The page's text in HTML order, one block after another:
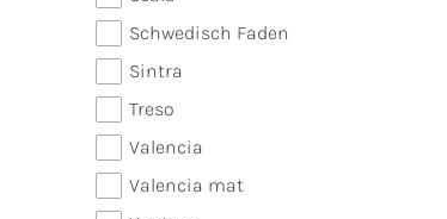
Schwedisch Faden
Sintra
Treso
Valencia
Valencia mat